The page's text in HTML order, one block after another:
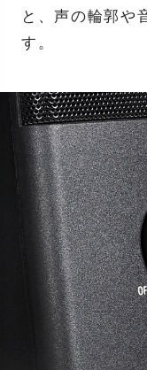
と、声の輪郭や
す。